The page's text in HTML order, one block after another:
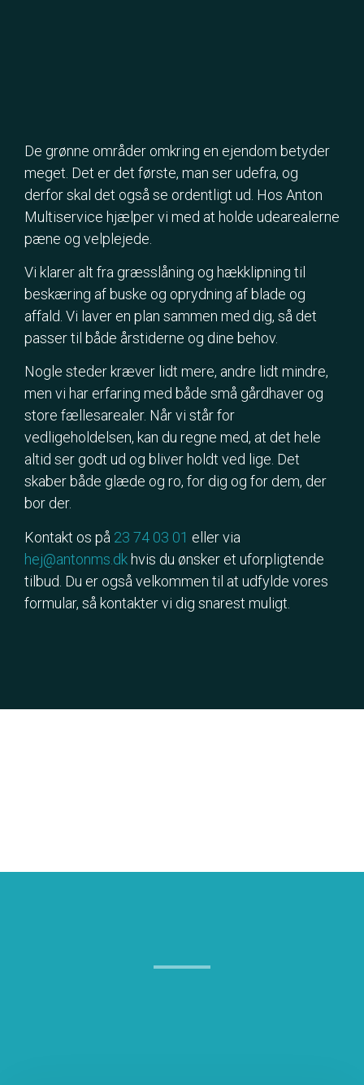
De grønne områder omkring en ejendom betyder
meget. Det er det første, man ser udefra, og
derfor skal det også se ordentligt ud. Hos Anton
Multiservice hjælper vi med at holde udearealerne
pæne og velplejede.
Vi klarer alt fra græsslåning og hækklipning til
beskæring af buske og oprydning af blade og
affald. Vi laver en plan sammen med dig, så det
passer til både årstiderne og dine behov.
Nogle steder kræver lidt mere, andre lidt mindre,
men vi har erfaring med både små gårdhaver og
store fællesarealer. Når vi står for
vedligeholdelsen, kan du regne med, at det hele
altid ser godt ud og bliver holdt ved lige. Det
skaber både glæde og ro, for dig og for dem, der
bor der.
Kontakt os på 23 74 03 01 eller via
hej@antonms.dkhvis du ønsker et uforpligtende
tilbud. Du er også velkommen til at udfylde vores
formular, så kontakter vi dig snarest muligt.